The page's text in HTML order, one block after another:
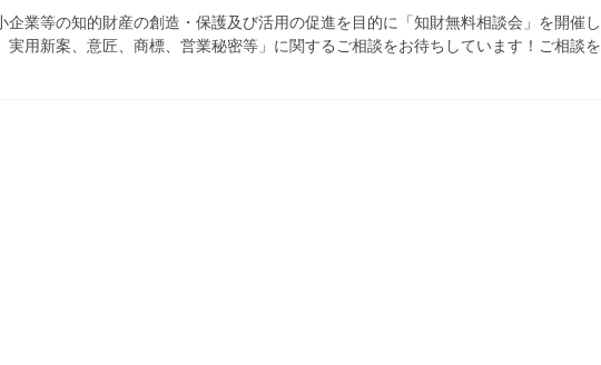
企業等の知的財産の創造・保護及び活用の促進を目的に「知財無料相談会」を開催し
実用新案、意匠、商標、営業秘密等」に関するご相談をお待ちしています！ご相談を